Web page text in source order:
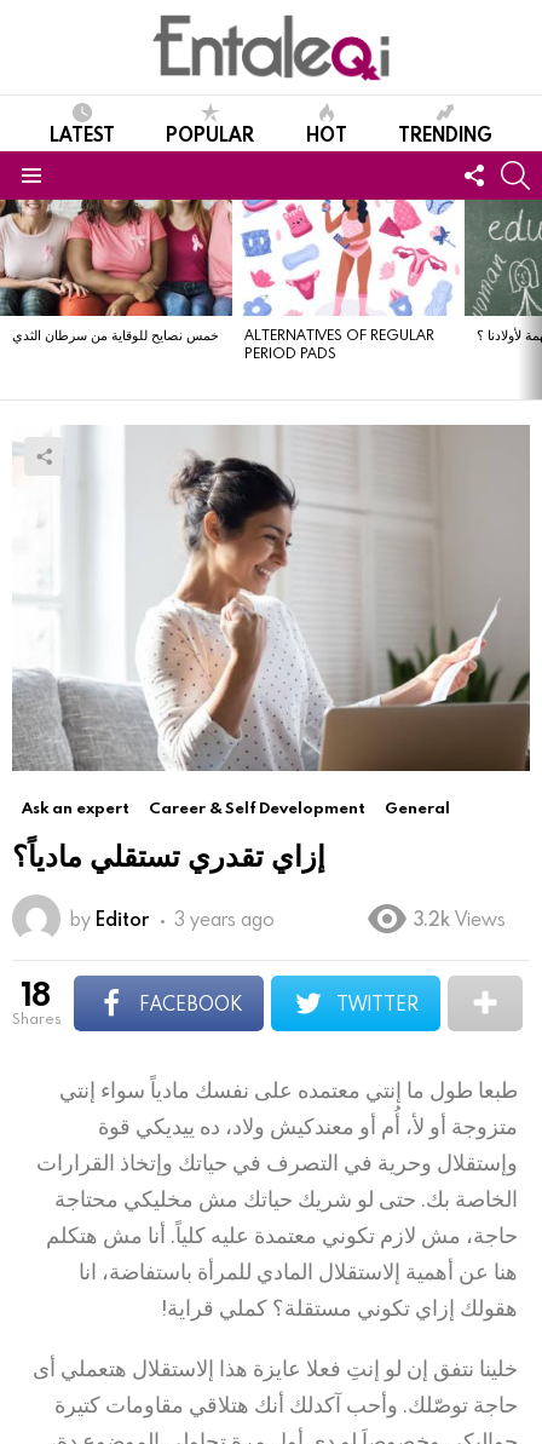
LATEST POPULAR HOT TRENDING
US
LATEST
STORIES
خمس نصايح للوقاية من سرطان الثدي
ALTERNATIVES OF REGULAR
PERIOD PADS
لأولادنا ؟
Ask an expert Career & Self Development General
إزاي تقدري تستقلي مادياً؟
by Editor 3 years ago 3.2k Views
18
shares
FACEBOOK TWITTER
طبعا طول ما إنتي معتمده على نفسك مادياً سواء إنتي
متزوجة أو لأ، أُم أو معندكيش ولاد، ده ييديكي قوة
وإستقلال وحرية في التصرف في حياتك وإتخاذ القرارات
الخاصة بك. حتى لو شريك حياتك مش مخليكي محتاجة
حاجة، مش لازم تكوني معتمدة عليه كلياً. أنا مش هتكلم
هنا عن أهمية إلاستقلال المادي للمرأة باستفاضة، انا
هقولك إزاي تكوني مستقلة؟ كملي قراية!
خلينا نتفق إن لو إنتِ فعلا عايزة هذا إلاستقلال هتعملي أى
حاجة توصّلك. وأحب آكدلك أنك هتلاقي مقاومات كتيرة